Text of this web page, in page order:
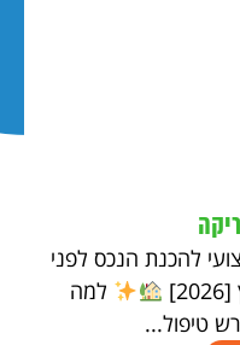
להכנת הנכס לפני
למה
טיפול...